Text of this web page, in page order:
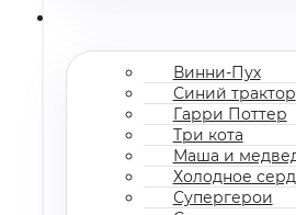
Винни-Пух
Синий трактор
Гарри Поттер
Три кота
Маша и
Холодное
Супергерои